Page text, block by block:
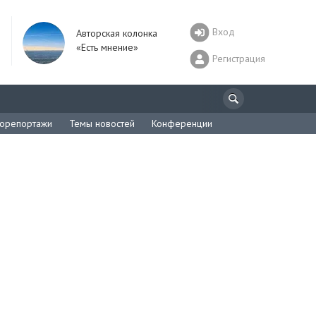
Авторская колонка
«Есть мнение»
Вход
Регистрация
Темы новостей Конференции